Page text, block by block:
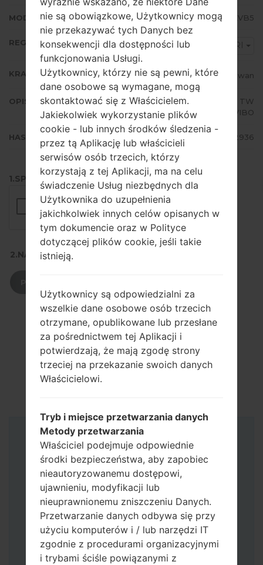
MODEM/CP WERSJA F7070ZCS4EVB5
REGION BRI
KRAJ Taiwan
OPIS
Chunghwa, FarEastTone, KGT, TW
M Mobile, VIBO
HASH e2c02ca9adff63dff6bab044a4e32936
1.SPRAWDŹ RECAPTCHA
2.NACIŚNIJ, ABY POBRAĆ
Instrukcje
nie są obowiązkowe, Użytkownicy mogą
nie przekazywać tych Danych bez
konsekwencji dla dostępności lub
funkcjonowania Usługi.
Użytkownicy, którzy nie są pewni, które
dane osobowe są wymagane, mogą
skontaktować się z Właścicielem.
Jakiekolwiek wykorzystanie plików
cookie - lub innych środków śledzenia -
przez tą Aplikację lub właścicieli
serwisów osób trzecich, którzy
korzystają z tej Aplikacji, ma na celu
świadczenie Usług niezbędnych dla
Użytkownika do uzupełnienia
jakichkolwiek innych celów opisanych w
tym dokumencie oraz w Polityce
dotyczącej plików cookie, jeśli takie
istnieją.
Użytkownicy są odpowiedzialni za
wszelkie dane osobowe osób trzecich
otrzymane, opublikowane lub przesłane
za pośrednictwem tej Aplikacji i
potwierdzają, że mają zgodę strony
trzeciej na przekazanie swoich danych
Właścicielowi.
Tryb i miejsce przetwarzania danych
Metody przetwarzania
Właściciel podejmuje odpowiednie
środki bezpieczeństwa, aby zapobiec
nieautoryzowanemu dostępowi,
ujawnieniu, modyfikacji lub
nieuprawnionemu zniszczeniu Danych.
Przetwarzanie danych odbywa się przy
użyciu komputerów i / lub narzędzi IT
zgodnie z procedurami organizacyjnymi
i trybami ściśle powiązanymi z